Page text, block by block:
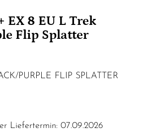
EX 8 EU L Trek
Flip Splatter
PURPLE FLIP SPLATTER
Liefertermin: 07.09.2026